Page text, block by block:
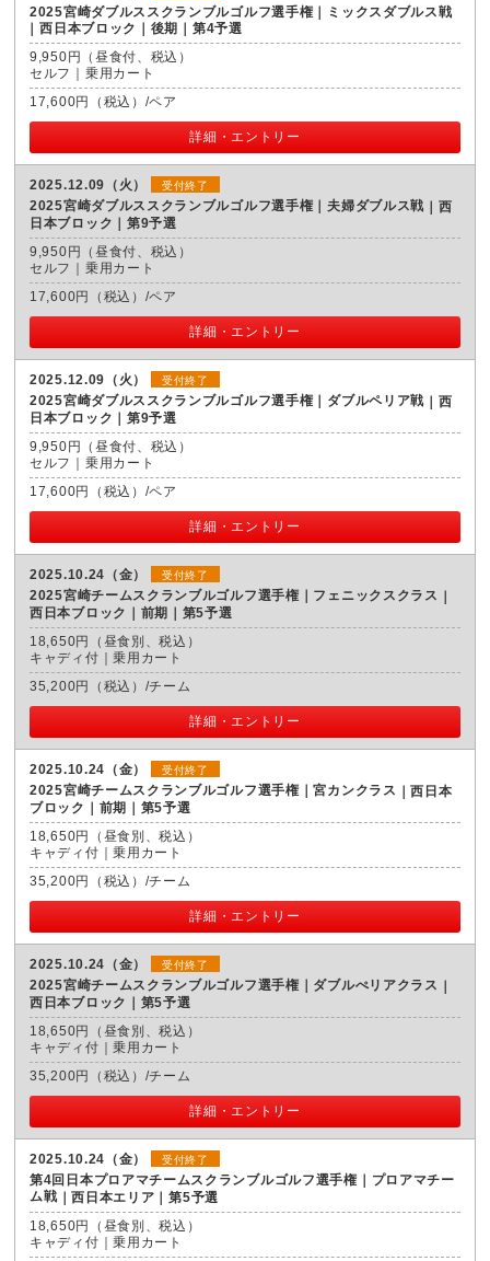
2025宮崎ダブルススクランブルゴルフ選手権｜ミックスダブルス戦
西日本ブロック｜後期｜第4予選
9,950円（昼食付、税込）
セルフ｜乗用カート
17,600円（税込）/ペア
詳細・エントリー
2025.12.09（火） 受付終了
2025宮崎ダブルススクランブルゴルフ選手権｜夫婦ダブルス戦
西
日本ブロック｜第9予選
9,950円（昼食付、税込）
セルフ｜乗用カート
17,600円（税込）/ペア
詳細・エントリー
2025.12.09（火） 受付終了
2025宮崎ダブルススクランブルゴルフ選手権｜ダブルペリア戦
西
日本ブロック｜第9予選
9,950円（昼食付、税込）
セルフ｜乗用カート
17,600円（税込）/ペア
詳細・エントリー
2025.10.24（金） 受付終了
2025宮崎チームスクランブルゴルフ選手権｜フェニックスクラス
西日本ブロック｜前期｜第5予選
18,650円（昼食別、税込）
キャディ付｜乗用カート
35,200円（税込）/チーム
詳細・エントリー
2025.10.24（金） 受付終了
2025宮崎チームスクランブルゴルフ選手権｜宮カンクラス
西日本
ブロック｜前期｜第5予選
18,650円（昼食別、税込）
キャディ付｜乗用カート
35,200円（税込）/チーム
詳細・エントリー
2025.10.24（金） 受付終了
2025宮崎チームスクランブルゴルフ選手権｜ダブルぺリアクラス
西日本ブロック｜第5予選
18,650円（昼食別、税込）
キャディ付｜乗用カート
35,200円（税込）/チーム
詳細・エントリー
2025.10.24（金） 受付終了
第4回日本プロアマチームスクランブルゴルフ選手権｜プロアマチー
ム戦
西日本エリア｜第5予選
18,650円（昼食別、税込）
キャディ付｜乗用カート